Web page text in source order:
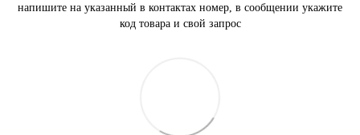
напишите на указанный в контактах номер, в сообщении укажите
код товара и свой запрос